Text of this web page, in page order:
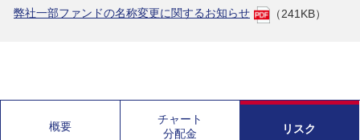
弊社一部ファンドの名称変更に関するお知らせ
（241KB）
概要
チャート
分配金
リスク